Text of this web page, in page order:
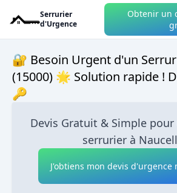
Serrurier
d'Urgence
Obtenir un
🔐 Besoin Urgent d'un
(15000) 🌟 Solution rapide !
🔑
Devis Gratuit & Simple
serrurier à
J'obtiens mon devis d'urgence